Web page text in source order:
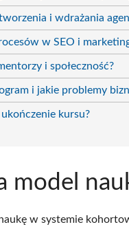
i wdrażania
w SEO i
i społeczność?
i jakie problemy
kursu?
model
w systemie